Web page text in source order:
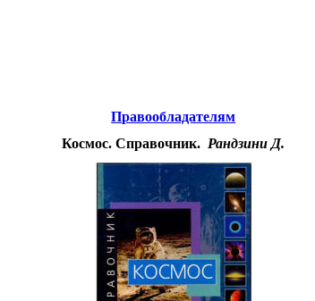
Правообладателям
Космос. Справочник. Рандзини Д.